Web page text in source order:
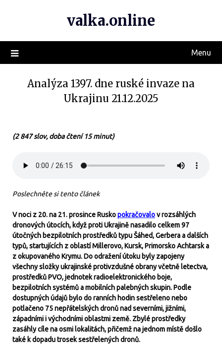
valka.online
Menu
Analýza 1397. dne ruské invaze na
Ukrajinu 21.12.2025
(2 847 slov, doba čtení 15 minut)
Poslechněte si tento článek
V noci z 20. na 21. prosince Ruskopokračovalov rozsáhlých
dronových útocích, když proti Ukrajině nasadilo celkem 97
útočných bezpilotních prostředků typu Šáhed, Gerbera a dalších
typů, startujících z oblastí Millerovo, Kursk, Primorsko Achtarsk a
z okupovaného Krymu. Do odražení útoku byly zapojeny
všechny složky ukrajinské protivzdušné obrany včetně letectva,
prostředků PVO, jednotek radioelektronického boje,
bezpilotních systémů a mobilních palebných skupin. Podle
dostupných údajů bylo do ranních hodin sestřeleno nebo
potlačeno 75 nepřátelských dronů nad severními, jižními,
západními i východními oblastmi země. Zbylé prostředky
zasáhly cíle na osmi lokalitách, přičemž na jednom místě došlo
také k dopadu trosek sestřelených dronů.